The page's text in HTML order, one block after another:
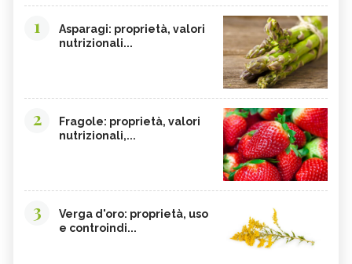
1
Asparagi: proprietà, valori
nutrizionali...
2
Fragole: proprietà, valori
nutrizionali,...
3
Verga d'oro: proprietà, uso
e controindi...